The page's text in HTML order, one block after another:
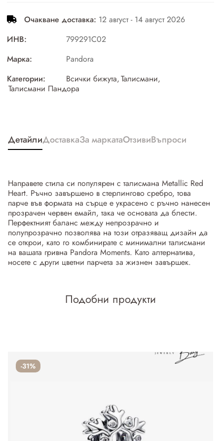
Очакване доставка: 12 август - 14 август 2026
ИНВ:
799291C02
Марка:
Pandora
Категории:
Всички бижута,Талисмани,
Талисмани Пандора
ДетайлиДоставкаЗа маркатаОтзивиВъпроси
Направете стила си популярен с талисмана Metallic Red
Heart. Ръчно завършено в стерлингово сребро, това
парче във формата на сърце е украсено с ръчно нанесен
прозрачен червен емайл, така че основата да блести.
Перфектният баланс между непрозрачно и
полупрозрачно позволява на този отразяващ дизайн да
се открои, като го комбинирате с минимални талисмани
на вашата гривна Pandora Moments. Като алтернатива,
носете с други цветни парчета за жизнен завършек.
Подобни продукти
-31%